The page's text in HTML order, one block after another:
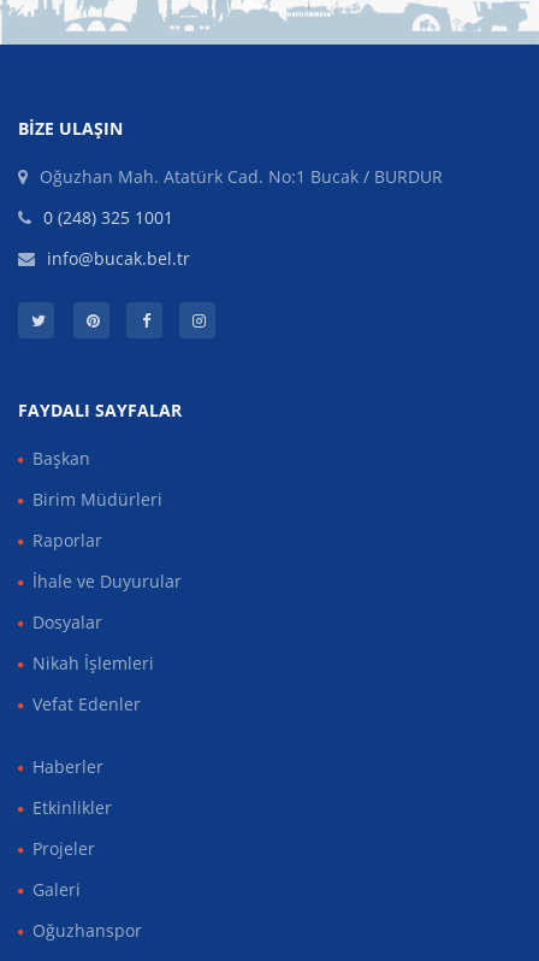
BIZE ULAŞIN
Oğuzhan Mah. Atatürk Cad. No:1 Bucak / BURDUR
0 (248) 325 1001
info@bucak.bel.tr
FAYDALI SAYFALAR
Başkan
Birim Müdürleri
Raporlar
İhale ve Duyurular
Dosyalar
Nikah İşlemleri
Vefat Edenler
Haberler
Etkinlikler
Projeler
Galeri
Oğuzhanspor